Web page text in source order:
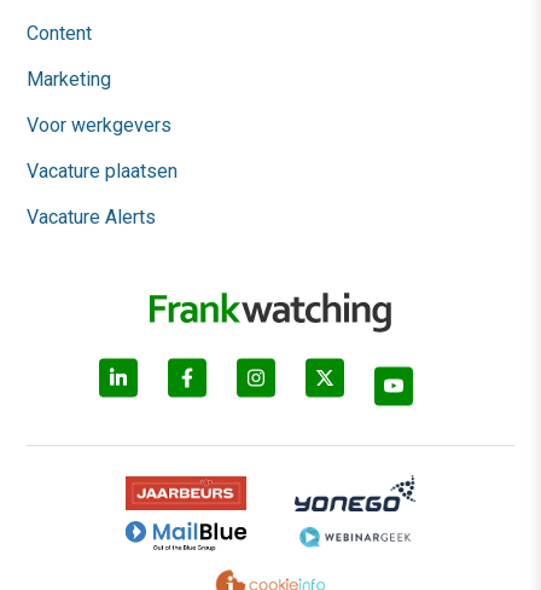
Content
Marketing
Voor werkgevers
Vacature plaatsen
Vacature Alerts